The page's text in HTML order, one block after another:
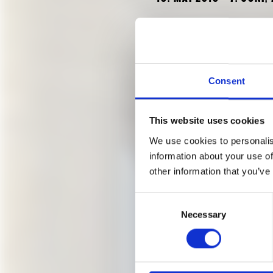
Consent
This website uses cookies
We use cookies to
information about your use
other information that
Necessary
inmitten des Kunstareals.
Dach: Architektur, Grafik,
„Zweite Bauabschnitt“,
Für
weitere Veranstaltungen
„Schaustelle“ (2013) der
Studierenden der TU
Eine Ausstellung des